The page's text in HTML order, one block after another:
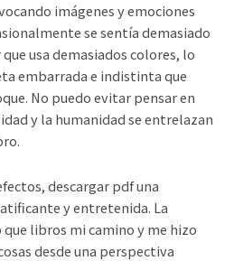
imágenes y emociones
se sentía demasiado
usa demasiados colores, lo
embarrada e indistinta que
No puedo evitar pensar en
y la humanidad se entrelazan
descargar pdf una
y entretenida. La
libros mi camino y me hizo
desde una perspectiva